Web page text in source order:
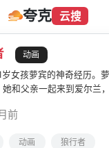
夸克 云搜
动画
岁女孩萝宾的神奇经历。
她和父亲一起来到爱尔兰
的古怪故事就发生了……
前
动画 狼行者